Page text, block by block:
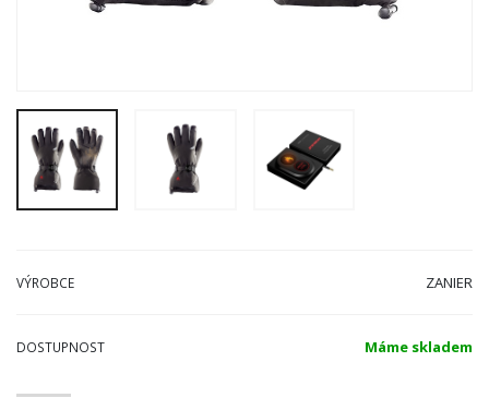
VÝROBCE ZANIER
DOSTUPNOST Máme skladem